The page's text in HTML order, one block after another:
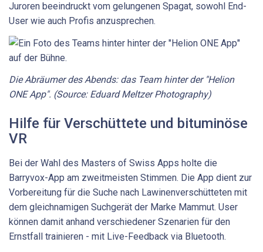
Juroren beeindruckt vom gelungenen Spagat, sowohl End-
User wie auch Profis anzusprechen.
Die Abräumer des Abends: das Team hinter der "Helion
ONE App". (Source: Eduard Meltzer Photography)
Hilfe für Verschüttete und bituminöse
VR
Bei der Wahl des Masters of Swiss Apps holte die
Barryvox-App am zweitmeisten Stimmen. Die App dient zur
Vorbereitung für die Suche nach Lawinenverschütteten mit
dem gleichnamigen Suchgerät der Marke Mammut. User
können damit anhand verschiedener Szenarien für den
Ernstfall trainieren - mit Live-Feedback via Bluetooth.